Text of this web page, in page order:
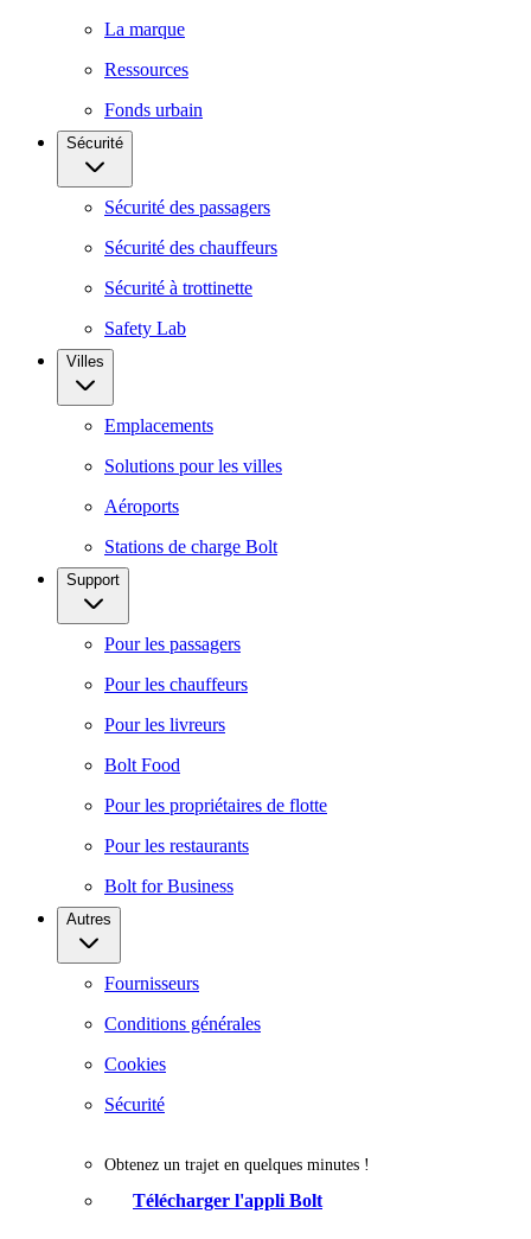
La marque
Ressources
Fonds urbain
Sécurité
Sécurité des passagers
Sécurité des chauffeurs
Sécurité à trottinette
Safety Lab
Villes
Emplacements
Solutions pour les villes
Aéroports
Stations de charge Bolt
Support
Pour les passagers
Pour les chauffeurs
Pour les livreurs
Bolt Food
Pour les propriétaires de flotte
Pour les restaurants
Bolt for Business
Autres
Fournisseurs
Conditions générales
Cookies
Sécurité
Obtenez un trajet en quelques minutes !
Télécharger l'appli Bolt